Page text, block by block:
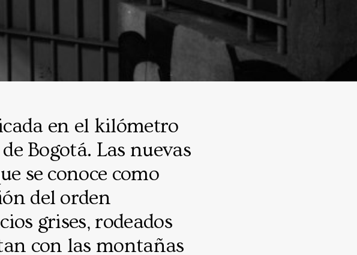
en el kilómetro
Bogotá. Las nuevas
se conoce como
del orden
grises, rodeados
con las montañas